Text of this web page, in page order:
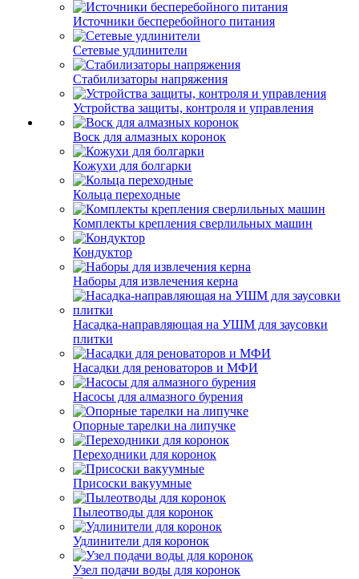
Источники бесперебойного питания
Сетевые удлинители
Стабилизаторы напряжения
Устройства защиты, контроля и управления
Воск для алмазных коронок
Кожухи для болгарки
Кольца переходные
Комплекты крепления сверлильных машин
Кондуктор
Наборы для извлечения керна
Насадка-направляющая на УШМ для заусовки
плитки
Насадки для реноваторов и МФИ
Насосы для алмазного бурения
Опорные тарелки на липучке
Переходники для коронок
Присоски вакуумные
Пылеотводы для коронок
Удлинители для коронок
Узел подачи воды для коронок